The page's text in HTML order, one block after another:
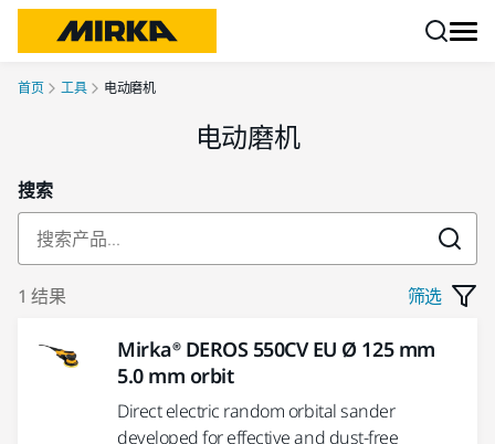
首页 工具 电动磨机
电动磨机
搜索
1 结果 筛选
Mirka® DEROS 550CV EU Ø 125 mm
5.0 mm orbit
Direct electric random orbital sander
developed for effective and dust-free